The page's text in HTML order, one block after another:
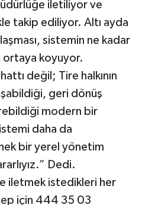
iletiliyor ve
takip ediliyor. Altı ayda
sistemin ne kadar
ortaya koyuyor.
değil; Tire halkının
geri dönüş
modern bir
daha da
bir yerel yönetim
Dedi.
iletmek istedikleri her
için 444 35 03